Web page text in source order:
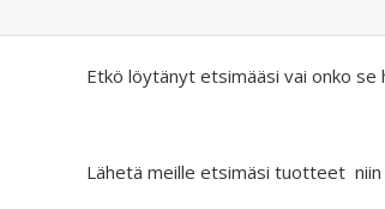
Etkö löytänyt etsimääsi vai onko se
Lähetä meille etsimäsi tuotteet niin